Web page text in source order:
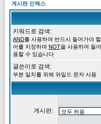
게시판 인덱스
키워드로 검색:
AND를 사용하여 반드시 들어가야
어를 지정하며 NOT을 사용하여 들
용할 수 있습니다
글쓴이로 검색:
부분 일치를 위해 와일드 문자 사용
게시판: